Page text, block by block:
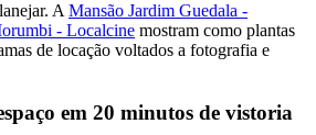
A Mansão Jardim Guedala -
- Localcine mostram como plantas
de locação voltados a fotografia e
em 20 minutos de vistoria